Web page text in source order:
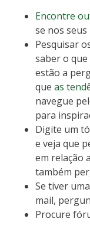
Encontre
se nos seus
Pesquisar
saber o
estão a
que as
navegue
para
Digite um
e veja que
em relação
também
Se tiver
mail,
Procure